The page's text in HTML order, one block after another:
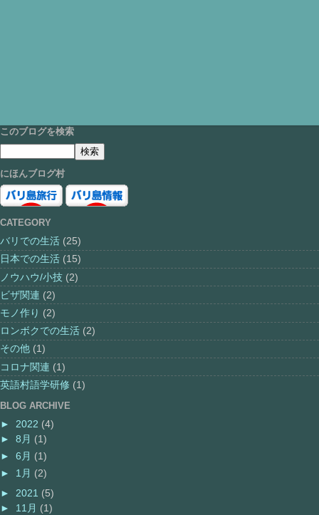
このブログを検索
にほんブログ村
CATEGORY
バリでの生活 (25)
日本での生活 (15)
ノウハウ/小技 (2)
ビザ関連 (2)
モノ作り (2)
ロンボクでの生活 (2)
その他 (1)
コロナ関連 (1)
英語村語学研修 (1)
BLOG ARCHIVE
► 2022 (4)
► 8月 (1)
► 6月 (1)
► 1月 (2)
► 2021 (5)
► 11月 (1)